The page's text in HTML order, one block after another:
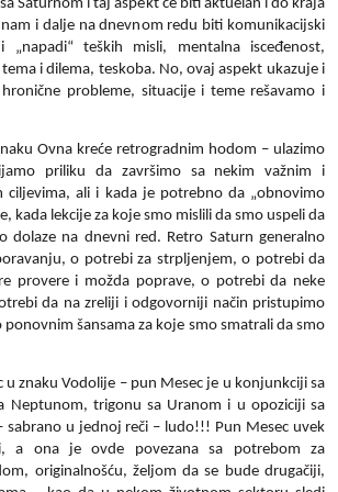
Saturnom i taj aspekt će biti aktuelan i do kraja
nam i dalje na dnevnom redu biti komunikacijski
„napadi“ teških misli, mentalna isceđenost,
i dilema, teskoba. No, ovaj aspekt ukazuje i
probleme, situacije i teme rešavamo i
Ovna kreće retrogradnim hodom – ulazimo
priliku da završimo sa nekim važnim i
ciljevima, ali i kada je potrebno da „obnovimo
kada lekcije za koje smo mislili da smo uspeli da
dolaze na dnevni red. Retro Saturn generalno
o potrebi za strpljenjem, o potrebi da
provere i možda poprave, o potrebi da neke
da na zreliji i odgovorniji način pristupimo
ponovnim šansama za koje smo smatrali da smo
znaku Vodolije – pun Mesec je u konjunkciji sa
Neptunom, trigonu sa Uranom i u opoziciji sa
sabrano u jednoj reči – ludo!!! Pun Mesec uvek
a ona je ovde povezana sa potrebom za
originalnošću, željom da se bude drugačiji,